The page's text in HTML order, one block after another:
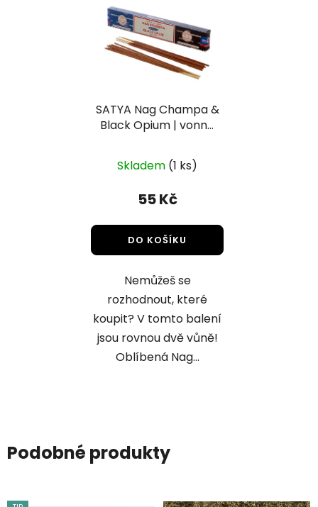
SATYA Nag Champa &
Black Opium | vonné
Skladem (1 ks)
55 Kč
DO KOŠÍKU
Nemůžeš se
rozhodnout, které
koupit? V tomto balení
jsou rovnou dvě vůně!
Oblíbená Nag...
Podobné produkty